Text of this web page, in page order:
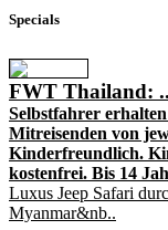
Specials
FWT Thailand: ..
Selbstfahrer
Mitreisenden von
Kinderfreundlich.
kostenfrei. Bis 14
Luxus Jeep Safari
Myanmar&nb..